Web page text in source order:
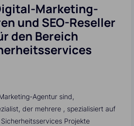
Marketing-
und SEO-Reseller
den Bereich
Agentur sind,
der mehrere , spezialisiert auf
Projekte